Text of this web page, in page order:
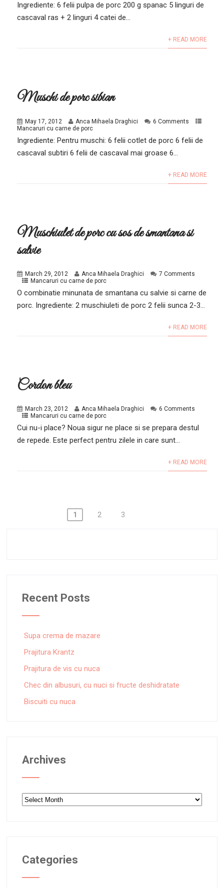
Ingrediente: 6 felii pulpa de porc 200 g spanac 5 linguri de
cascaval ras + 2 linguri 4 catei de...
+ READ MORE
Muschi de porc sibian
May 17, 2012 Anca Mihaela Draghici
6 Comments
Mancaruri cu carne de porc
Ingrediente: Pentru muschi: 6 felii cotlet de porc 6 felii de
cascaval subtiri 6 felii de cascaval mai groase 6...
+ READ MORE
Muschiulet de porc cu sos de smantana si
salvie
March 29, 2012 Anca Mihaela Draghici
7 Comments
Mancaruri cu carne de porc
O combinatie minunata de smantana cu salvie si carne de
porc. Ingrediente: 2 muschiuleti de porc 2 felii sunca 2-3...
+ READ MORE
Cordon bleu
March 23, 2012 Anca Mihaela Draghici
6 Comments
Mancaruri cu carne de porc
Cui nu-i place? Noua sigur ne place si se prepara destul
de repede. Este perfect pentru zilele in care sunt...
+ READ MORE
1 2 3
Recent Posts
Supa crema de mazare
Prajitura Krantz
Prajitura de vis cu nuca
Chec din albusuri, cu nuci si fructe deshidratate
Biscuiti cu nuca
Archives
Archives
Categories